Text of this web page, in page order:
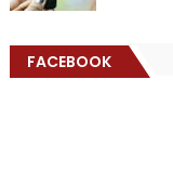
FACEBOOK